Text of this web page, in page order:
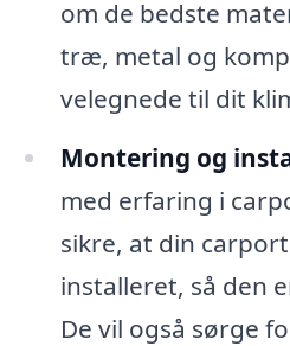
om de bedste
træ, metal og
velegnede til dit
Montering og
med erfaring i
sikre, at din
installeret, så den
De vil også sørge